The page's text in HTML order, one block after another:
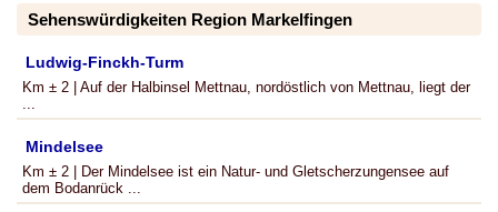
Sehenswürdigkeiten Region Markelfingen
Ludwig-Finckh-Turm
Km ± 2 | Auf der Halbinsel Mettnau, nordöstlich von Mettnau, liegt der
...
Mindelsee
Km ± 2 | Der Mindelsee ist ein Natur- und Gletscherzungensee auf
dem Bodanrück ...